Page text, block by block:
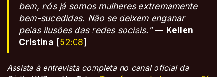
bem, nós já somos mulheres extremamente
bem-sucedidas. Não se deixem enganar
pelas ilusões das redes sociais."— Kellen
Cristina [52:08]
Assista à entrevista completa no canal oficial da